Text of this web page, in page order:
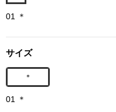
01 ＊
サイズ
＊
01 ＊